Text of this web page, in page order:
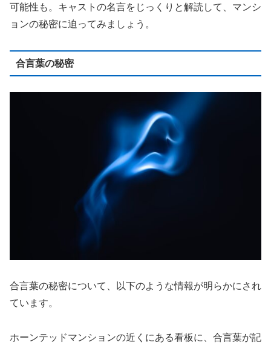
可能性も。キャストの名言をじっくりと解読して、マンシ
ョンの秘密に迫ってみましょう。
合言葉の秘密
合言葉の秘密について、以下のような情報が明らかにされ
ています。
ホーンテッドマンションの近くにある看板に、合言葉が記